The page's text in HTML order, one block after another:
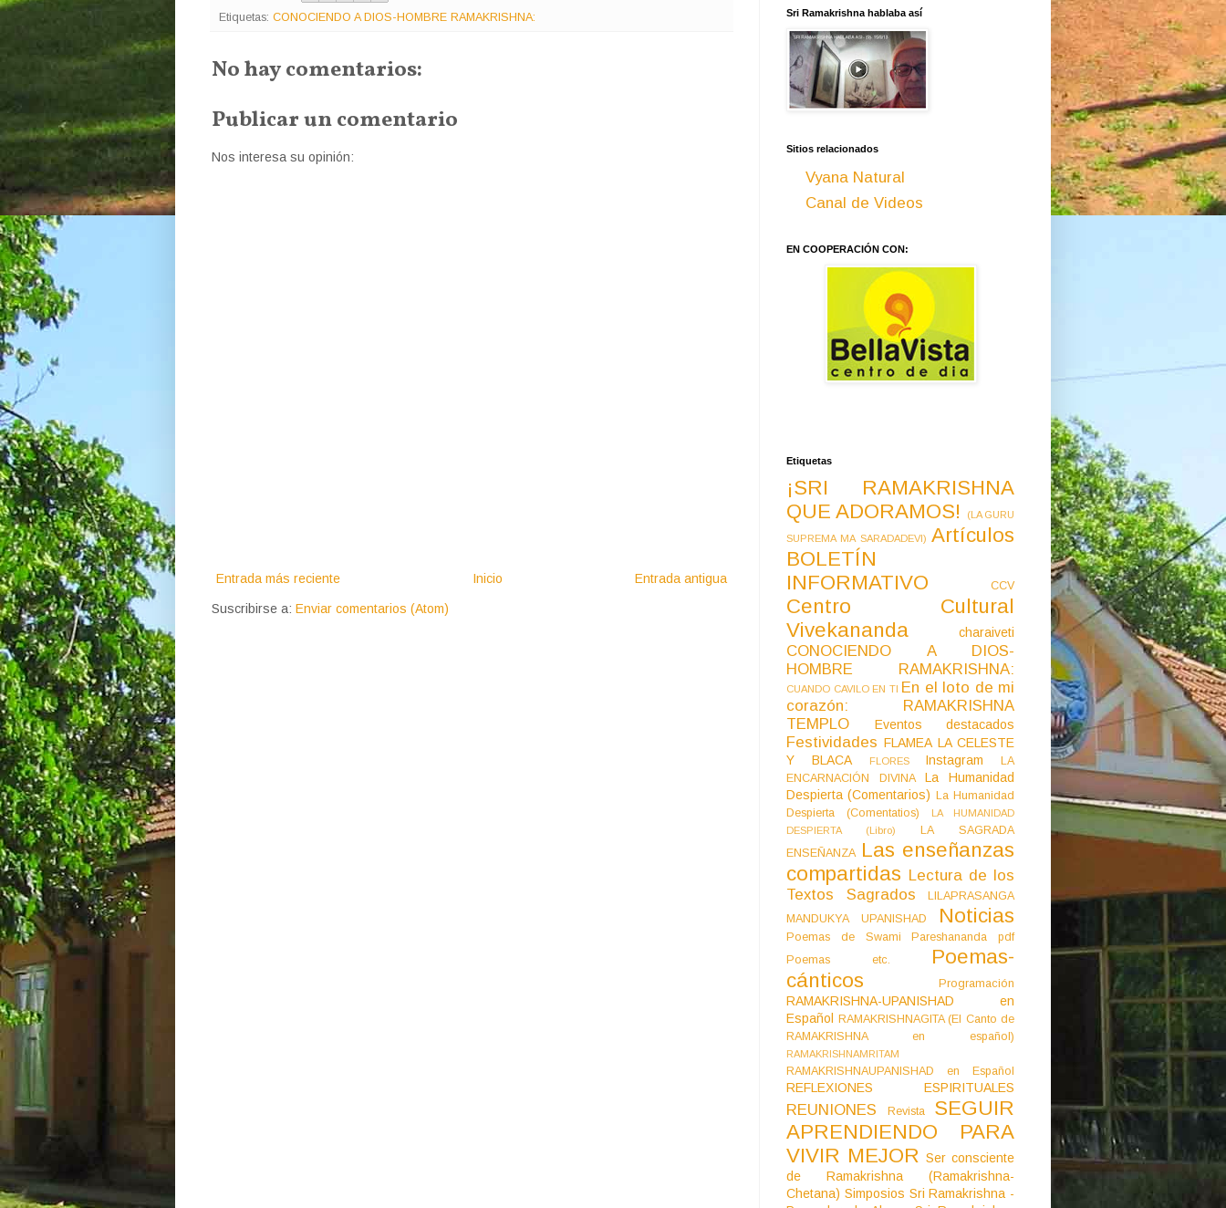
Etiquetas: CONOCIENDO A DIOS-HOMBRE RAMAKRISHNA:
No hay comentarios:
Publicar un comentario
Nos interesa su opinión:
Entrada más reciente Entrada antigua
Inicio
Suscribirse a: Enviar comentarios (Atom)
Sri Ramakrishna hablaba así
Sitios relacionados
Vyana Natural
Canal de Videos
EN COOPERACIÓN CON:
Etiquetas
¡SRI RAMAKRISHNA
QUE ADORAMOS!
(LA GURU
SUPREMA MA SARADADEVI) Artículos
BOLETÍN
INFORMATIVO
CCV
Centro Cultural
Vivekananda
charaiveti
CONOCIENDO A DIOS-
HOMBRE RAMAKRISHNA:
CUANDO CAVILO EN TI En el loto de mi
corazón: RAMAKRISHNA
TEMPLO
Eventos destacados
Festividades FLAMEA LA CELESTE
Y BLACA
FLORES Instagram
LA
ENCARNACIÓN DIVINA
La Humanidad
Despierta (Comentarios)
La Humanidad
Despierta (Comentatios)
LA HUMANIDAD
DESPIERTA (Libro)
LA SAGRADA
ENSEÑANZA Las enseñanzas
compartidas Lectura de los
Textos Sagrados
LILAPRASANGA
MANDUKYA UPANISHAD
Noticias
Poemas de Swami Pareshananda pdf
Poemas etc.
Poemas-
cánticos
Programación
RAMAKRISHNA-UPANISHAD en
Español
RAMAKRISHNAGITA (El Canto de
RAMAKRISHNA en español)
RAMAKRISHNAMRITAM
RAMAKRISHNAUPANISHAD en Español
REFLEXIONES ESPIRITUALES
REUNIONES Revista
SEGUIR
APRENDIENDO PARA
VIVIR MEJOR Ser consciente
de Ramakrishna (Ramakrishna-
Chetana) Simposios Sri Ramakrishna -